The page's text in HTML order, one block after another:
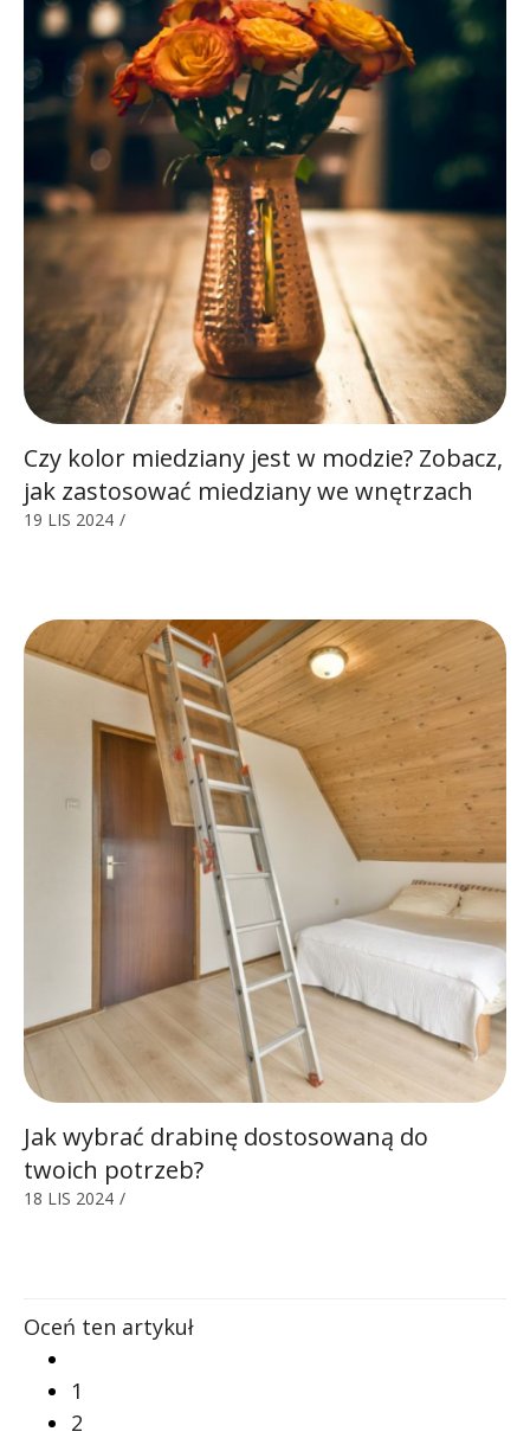
Czy kolor miedziany jest w modzie? Zobacz,
jak zastosować miedziany we wnętrzach
19 LIS 2024 /
Jak wybrać drabinę dostosowaną do
twoich potrzeb?
18 LIS 2024 /
Oceń ten artykuł
1
2